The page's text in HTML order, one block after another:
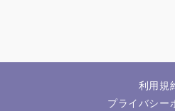
利用規
プライバシー